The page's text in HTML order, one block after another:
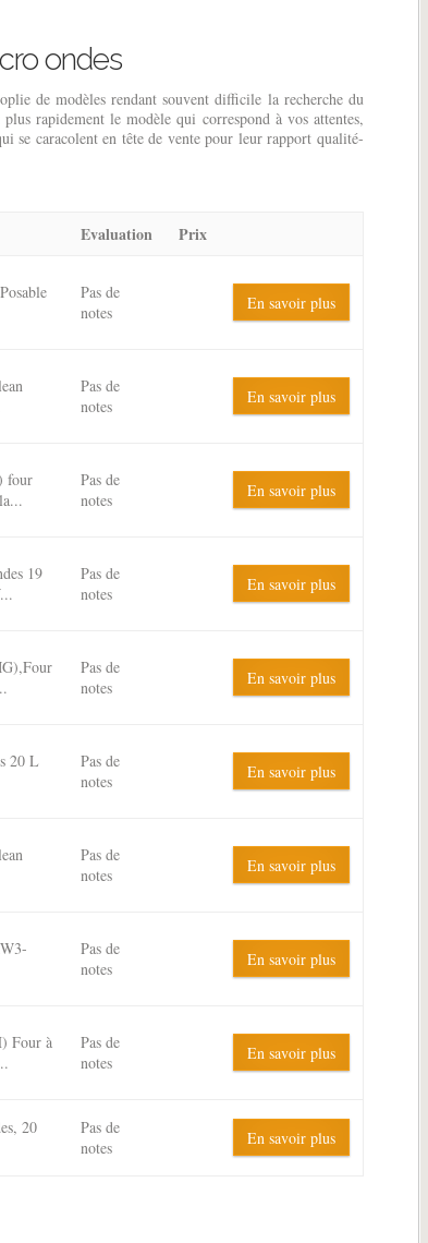
ondes
de modèles rendant souvent difficile la recherche du
rapidement le modèle qui correspond à vos attentes,
se caracolent en tête de vente pour leur rapport qualité-
Evaluation Prix
Pas de
notes
En savoir plus
Pas de
notes
En savoir plus
four
Pas de
notes
En savoir plus
19
Pas de
notes
En savoir plus
Pas de
notes
En savoir plus
20 L
Pas de
notes
En savoir plus
Pas de
notes
En savoir plus
Pas de
notes
En savoir plus
Four à
Pas de
notes
En savoir plus
20
Pas de
notes
En savoir plus